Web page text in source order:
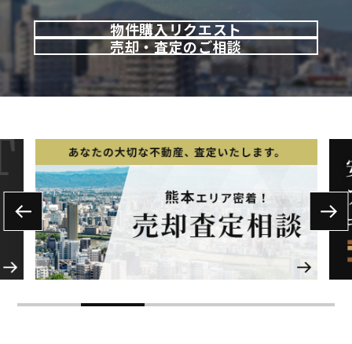
物件購入リクエスト
売却・査定のご相談